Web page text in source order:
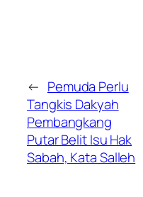
← Pemuda Perlu
Tangkis Dakyah
Pembangkang
Putar Belit Isu Hak
Sabah, Kata Salleh